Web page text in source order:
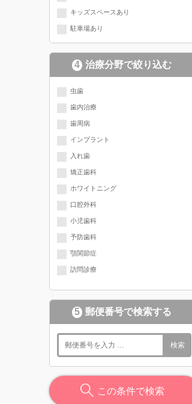
キッズスペースあり
駐車場あり
4 治療分野で絞り込む
現在選択されている分野にチェッ
クが入っています
虫歯
歯内治療
歯周病
インプラント
入れ歯
矯正歯科
ホワイトニング
口腔外科
小児歯科
予防歯科
顎関節症
訪問診療
5 郵便番号で検索する
検索
この条件で検索